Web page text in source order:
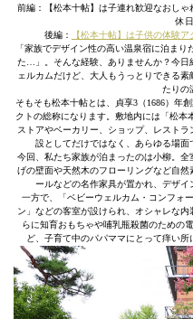
前編：【松本十帖】は子連れ歓迎なおし
休日
後編：
【松本十帖】は子供の体験
「家族でデザイン性の高い温泉宿に泊ま
た…」。そんな経験、ありませんか？今日
ェルカムだけど、大人もうっとりできる
たりの
そもそも松本十帖とは、貞享3（1686）年
クトの総称になります。敷地内には「松本
ストアやベーカリー、ショップ、レスト
設としてだけではなく、あらゆる場面
今回、私たち家族が泊まったのは小柳。
げの壁面や天然木のフローリングなど自
ールなどの名作家具が置かれ、デザイ
一方で、「ベビーウェルカム・コンフォ
ン」などの客室が設けられ、オシャレな
らに知育おもちゃや哺乳瓶殺菌のための
ど、子育て中のパパママにとって痒い所